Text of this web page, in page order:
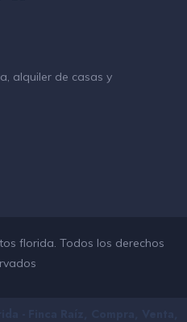
alquiler de casas y
florida. Todos los derechos